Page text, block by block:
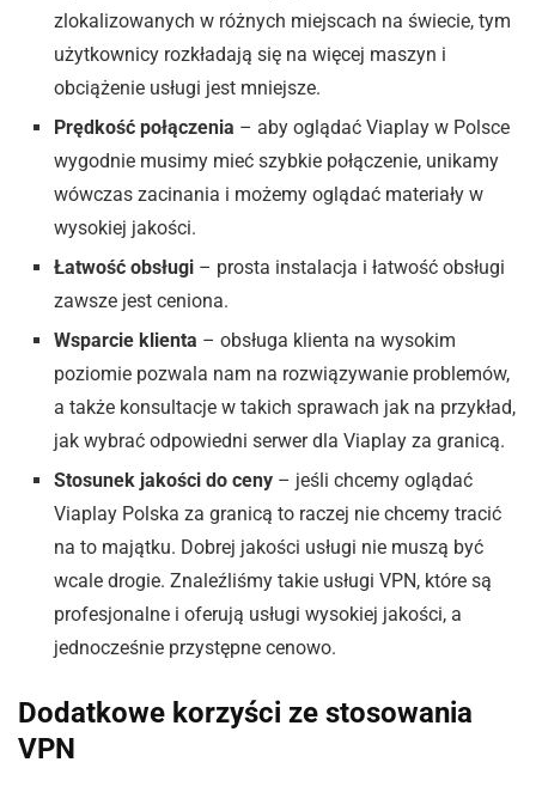
zlokalizowanych w różnych miejscach na świecie, tym
użytkownicy rozkładają się na więcej maszyn i
obciążenie usługi jest mniejsze.
Prędkość połączenia – aby oglądać Viaplay w Polsce
wygodnie musimy mieć szybkie połączenie, unikamy
wówczas zacinania i możemy oglądać materiały w
wysokiej jakości.
Łatwość obsługi – prosta instalacja i łatwość obsługi
zawsze jest ceniona.
Wsparcie klienta – obsługa klienta na wysokim
poziomie pozwala nam na rozwiązywanie problemów,
a także konsultacje w takich sprawach jak na przykład,
jak wybrać odpowiedni serwer dla Viaplay za granicą.
Stosunek jakości do ceny – jeśli chcemy oglądać
Viaplay Polska za granicą to raczej nie chcemy tracić
na to majątku. Dobrej jakości usługi nie muszą być
wcale drogie. Znaleźliśmy takie usługi VPN, które są
profesjonalne i oferują usługi wysokiej jakości, a
jednocześnie przystępne cenowo.
Dodatkowe korzyści ze stosowania
VPN